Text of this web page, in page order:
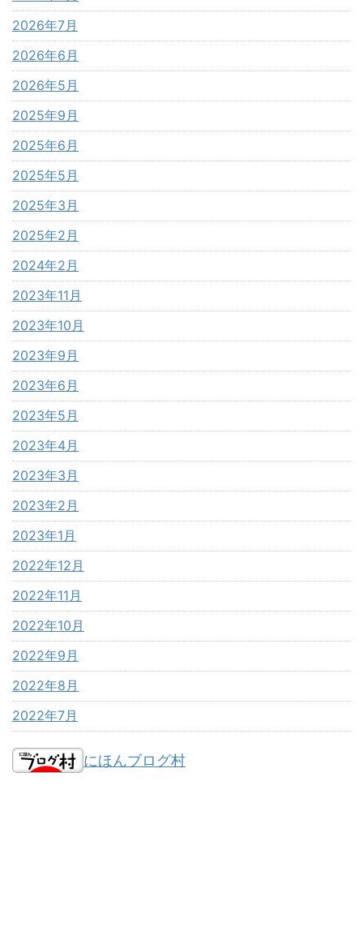
2026年7月
2026年6月
2026年5月
2025年9月
2025年6月
2025年5月
2025年3月
2025年2月
2024年2月
2023年11月
2023年10月
2023年9月
2023年6月
2023年5月
2023年4月
2023年3月
2023年2月
2023年1月
2022年12月
2022年11月
2022年10月
2022年9月
2022年8月
2022年7月
にほんブログ村